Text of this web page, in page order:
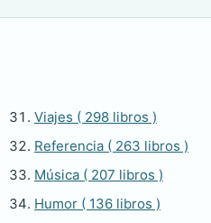
Viajes ( 298 libros )
Referencia ( 263 libros )
Música ( 207 libros )
Humor ( 136 libros )